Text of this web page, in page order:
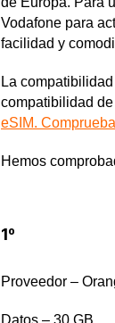
Vodafone para
facilidad y
La
compatibilidad
eSIM.
Hemos
1º
Proveedor –
Datos – 30 GB